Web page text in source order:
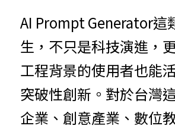
AI Prompt Generator這
生，不只是科技演進，
工程背景的使用者也能
突破性創新。對於台灣
企業、創意產業、數位